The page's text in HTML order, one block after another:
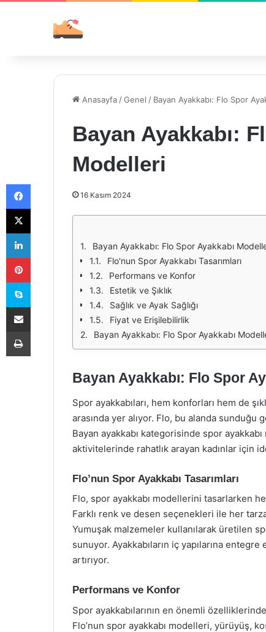
Anasayfa /Genel / Bayan Ayakkabı: Flo Spor
Bayan Ayakkabı:
Modelleri
16 Kasım 2024
Bayan Ayakkabı: Flo Spor Ayakkabı
Flo'nun Spor Ayakkabı Tasarımları
Performans ve Konfor
Estetik ve Şıklık
Sağlık ve Ayak Sağlığı
Fiyat ve Erişilebilirlik
Bayan Ayakkabı: Flo Spor Ayakkabı
Bayan Ayakkabı: Flo Spor
Spor ayakkabıları, hem konforları hem de
arasında yer alıyor. Flo, bu alanda
Bayan ayakkabı kategorisinde spor
aktivitelerinde rahatlık arayan kadınlar için
Flo’nun Spor Ayakkabı Tasarımları
Flo, spor ayakkabı modellerini tasarlarken
Farklı renk ve desen seçenekleri ile her
Yumuşak malzemeler kullanılarak üretilen
sunuyor. Ayakkabıların iç yapılarına
artırıyor.
Performans ve Konfor
Spor ayakkabılarının en önemli
Flo’nun spor ayakkabı modelleri, yürüyüş,
Facebook
X
LinkedIn
Pinterest
Skype
E-Posta ile paylaş